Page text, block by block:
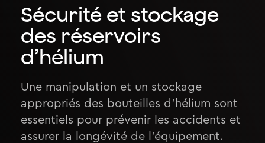
Sécurité et stockage
des réservoirs
d’hélium
Une manipulation et un stockage
appropriés des bouteilles d’hélium sont
essentiels pour prévenir les accidents et
assurer la longévité de l’équipement.